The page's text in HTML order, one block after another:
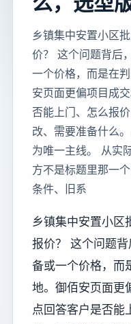
乡镇集中安置小区
价？ 这个问题背后
一个价格，而是在
安页面更偏项目成
否能上门、怎么报
改、需要准备什么
为唯一主线。 从实
方不是标题里那一
条件、旧系
乡镇集中安置小区
报价？ 这个问题
备或一个价格，而
地。御佰安页面更
点回答客户是否能